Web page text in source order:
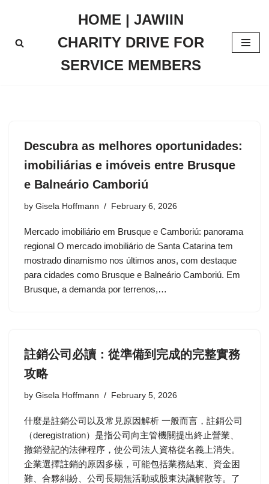
to
HOME | JAWIIN
CHARITY DRIVE FOR
SERVICE MEMBERS
Descubra as melhores oportunidades:
imobiliárias e imóveis entre Brusque
e Balneário Camboriú
by Gisela Hoffmann February 6, 2026
Mercado imobiliário em Brusque e Camboriú: panorama
regional O mercado imobiliário de Santa Catarina tem
mostrado dinamismo nos últimos anos, com destaque
para cidades como Brusque e Balneário Camboriú. Em
Brusque, a demanda por terrenos,…
註銷公司必讀：從準備到完成的完整實務
攻略
by Gisela Hoffmann February 5, 2026
什麼是註銷公司以及常見原因解析 一般而言，註銷公司
（deregistration）是指公司向主管機關提出終止營業、
撤銷登記的法律程序，使公司法人資格從名義上消失。
企業選擇註銷的原因多樣，可能包括業務結束、資金困
難、合夥糾紛、公司長期無活動或股東決議解散等。了